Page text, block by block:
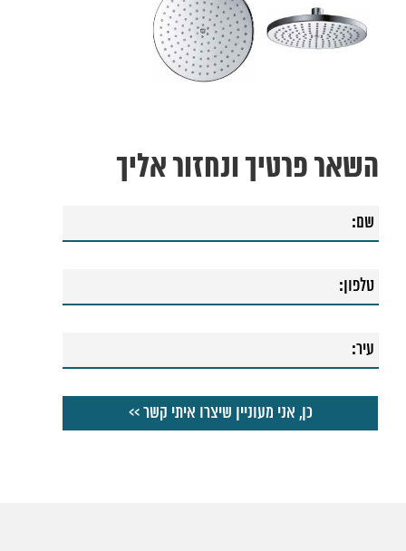
השאר פרטיך ונחזור אליך